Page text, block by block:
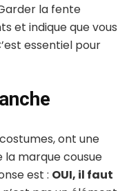
la fente
et indique que vous
essentiel pour
ont une
marque cousue
est : OUI, il faut